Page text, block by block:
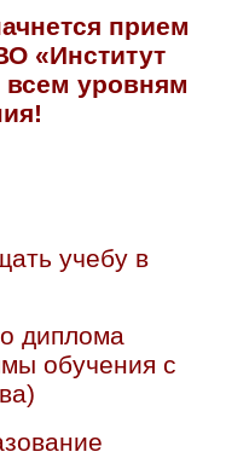
прием
«Институт
уровням
учебу в
диплома
обучения с